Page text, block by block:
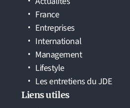
France
Entreprises
International
Management
Lifestyle
Les entretiens du JDE
Liens utiles